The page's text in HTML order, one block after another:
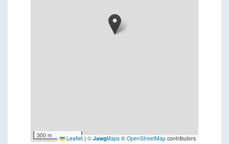
300 m Leaflet | © JawgMaps © OpenStreetMap contributors